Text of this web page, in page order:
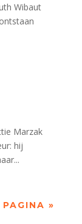
Wibaut
Marzak
hij
»